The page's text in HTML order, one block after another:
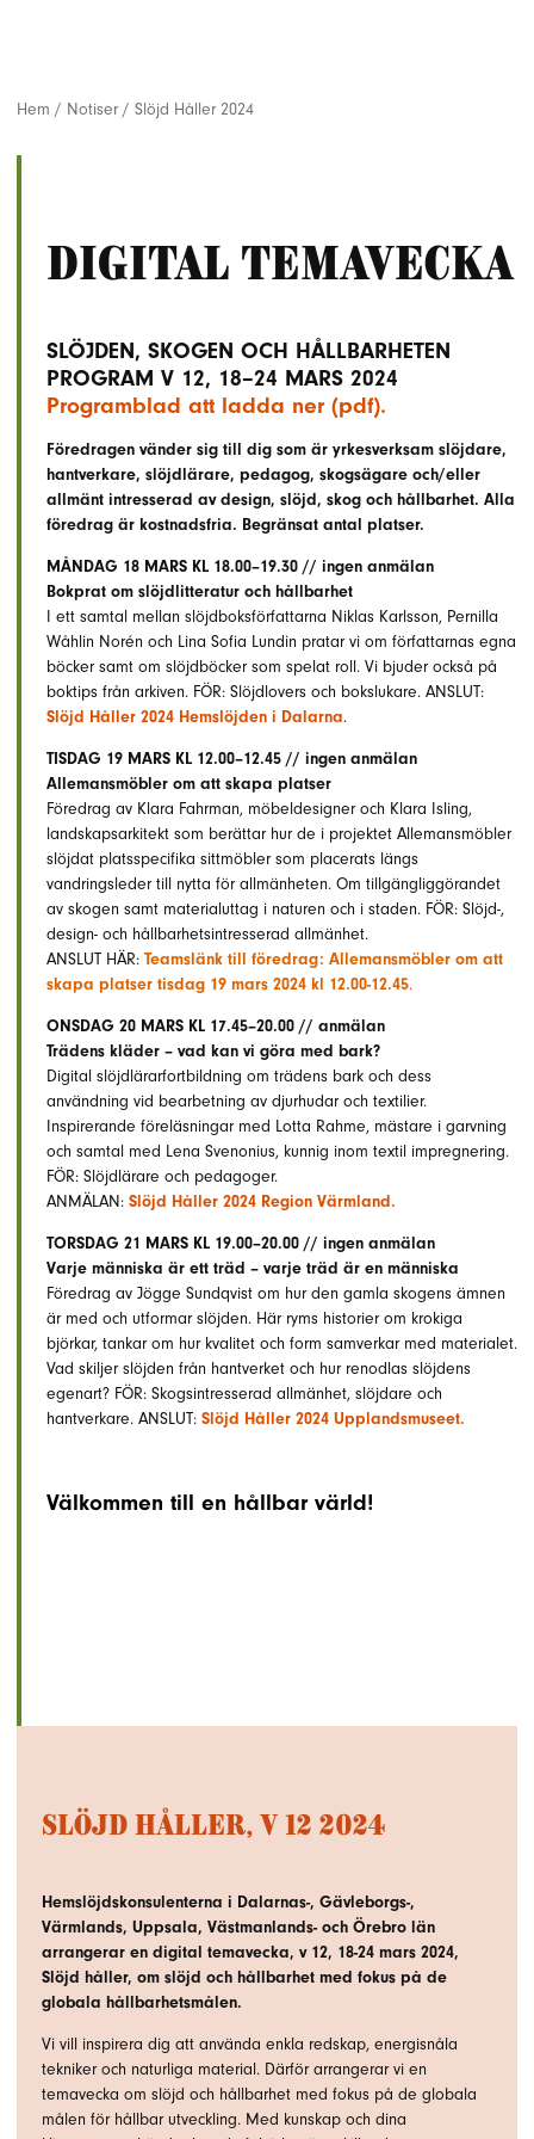
Hem / Notiser / Slöjd Håller 2024
Digital temavecka
SLÖJDEN, SKOGEN OCH HÅLLBARHETEN
PROGRAM V 12, 18–24 MARS 2024
Programblad att ladda ner (pdf).
Föredragen vänder sig till dig som är yrkesverksam slöjdare,
hantverkare, slöjdlärare, pedagog, skogsägare och/eller
allmänt intresserad av design, slöjd, skog och hållbarhet. Alla
föredrag är kostnadsfria. Begränsat antal platser.
MÅNDAG 18 MARS KL 18.00–19.30 // ingen anmälan
Bokprat om slöjdlitteratur och hållbarhet
I ett samtal mellan slöjdboksförfattarna Niklas Karlsson, Pernilla
Wåhlin Norén och Lina Sofia Lundin pratar vi om författarnas egna
böcker samt om slöjdböcker som spelat roll. Vi bjuder också på
boktips från arkiven. FÖR: Slöjdlovers och bokslukare. ANSLUT:
Slöjd Håller 2024 Hemslöjden i Dalarna.
TISDAG 19 MARS KL 12.00–12.45 // ingen anmälan
Allemansmöbler om att skapa platser
Föredrag av Klara Fahrman, möbeldesigner och Klara Isling,
landskapsarkitekt som berättar hur de i projektet Allemansmöbler
slöjdat platsspecifika sittmöbler som placerats längs
vandringsleder till nytta för allmänheten. Om tillgängliggörandet
av skogen samt materialuttag i naturen och i staden. FÖR: Slöjd-,
design- och hållbarhetsintresserad allmänhet.
ANSLUT HÄR: Teamslänk till föredrag: Allemansmöbler om att
skapa platser tisdag 19 mars 2024 kl 12.00-12.45.
ONSDAG 20 MARS KL 17.45–20.00 // anmälan
Trädens kläder – vad kan vi göra med bark?
Digital slöjdlärarfortbildning om trädens bark och dess
användning vid bearbetning av djurhudar och textilier.
Inspirerande föreläsningar med Lotta Rahme, mästare i garvning
och samtal med Lena Svenonius, kunnig inom textil impregnering.
FÖR: Slöjdlärare och pedagoger.
ANMÄLAN: Slöjd Håller 2024 Region Värmland.
TORSDAG 21 MARS KL 19.00–20.00 // ingen anmälan
Varje människa är ett träd – varje träd är en människa
Föredrag av Jögge Sundqvist om hur den gamla skogens ämnen
är med och utformar slöjden. Här ryms historier om krokiga
björkar, tankar om hur kvalitet och form samverkar med materialet.
Vad skiljer slöjden från hantverket och hur renodlas slöjdens
egenart? FÖR: Skogsintresserad allmänhet, slöjdare och
hantverkare. ANSLUT: Slöjd Håller 2024 Upplandsmuseet.
Välkommen till en hållbar värld!
Slöjd håller, v 12 2024
Hemslöjdskonsulenterna i Dalarnas-, Gävleborgs-,
Värmlands, Uppsala, Västmanlands- och Örebro län
arrangerar en digital temavecka, v 12, 18-24 mars 2024,
Slöjd håller, om slöjd och hållbarhet med fokus på de
globala hållbarhetsmålen.
Vi vill inspirera dig att använda enkla redskap, energisnåla
tekniker och naturliga material. Därför arrangerar vi en
temavecka om slöjd och hållbarhet med fokus på de globala
målen för hållbar utveckling. Med kunskap och dina